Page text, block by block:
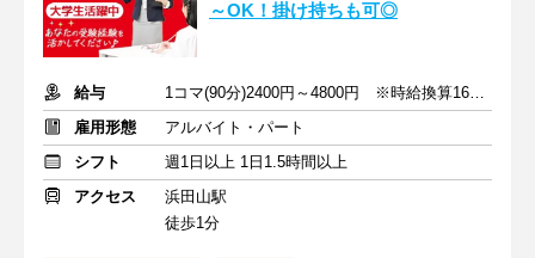
～OK！掛け持ちも可◎
給与
1コマ(90分)2400円～4800円 ※時給換算1600円～3200円
雇用形態
アルバイト・パート
シフト
週1日以上 1日1.5時間以上
アクセス
浜田山駅
徒歩1分